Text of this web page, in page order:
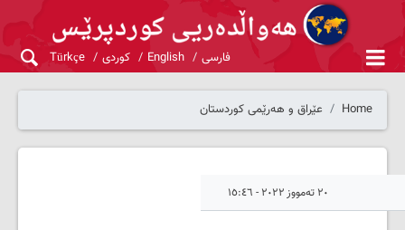
فارسی English کوردی Türkçe
Home عێراق و هەرێمی کوردستان
٢٠ تەمووز ٢٠٢٢ - ١٥:٤٦